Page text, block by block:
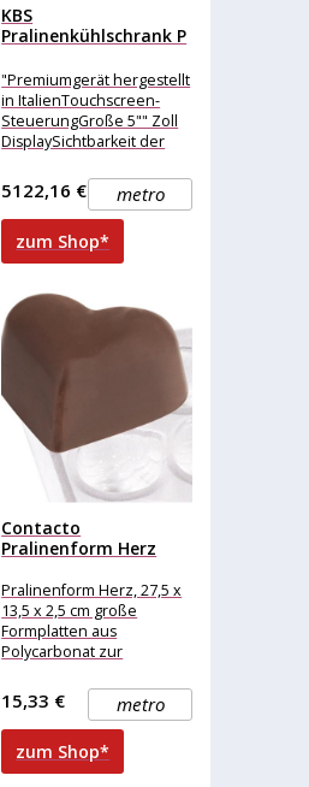
KBS
Pralinenkühlschrank P
"Premiumgerät hergestellt
in ItalienTouchscreen-
SteuerungGroße 5"" Zoll
DisplaySichtbarkeit der
und
in 5 Stufen
einstellbarProgramme
Benutzer
direkt am..."
metro
5122,16 €
zum Shop*
Contacto
Pralinenform Herz
Pralinenform Herz, 27,5 x
13,5 x 2,5 cm große
Formplatten aus
Polycarbonat zur
metro
15,33 €
zum Shop*